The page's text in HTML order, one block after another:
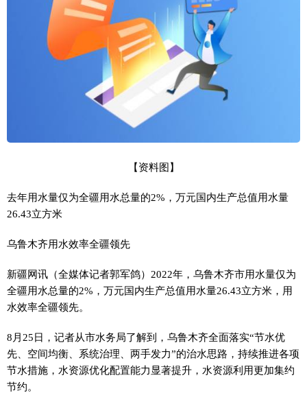
【资料图】
去年用水量仅为全疆用水总量的2%，万元国内生产总值用水量
26.43立方米
乌鲁木齐用水效率全疆领先
新疆网讯（全媒体记者郭军鸽）2022年，乌鲁木齐市用水量仅为
全疆用水总量的2%，万元国内生产总值用水量26.43立方米，用
水效率全疆领先。
8月25日，记者从市水务局了解到，乌鲁木齐全面落实“节水优
先、空间均衡、系统治理、两手发力”的治水思路，持续推进各项
节水措施，水资源优化配置能力显著提升，水资源利用更加集约
节约。